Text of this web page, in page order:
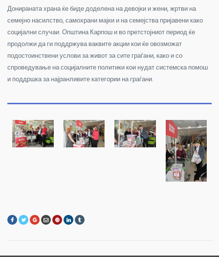
Донираната храна ќе биде доделена на девојки и жени, жртви на
семејно насилство, самохрани мајки и на семејства пријавени како
социјални случаи. Општина Карпош и во претстојниот период ќе
продолжи да ги поддржува ваквите акции кои ќе овозможат
подостоинствени услови за живот за сите граѓани, како и со
спроведување на социјалните политики кои нудат системска помош
и поддршка за најранливите категории на граѓани.